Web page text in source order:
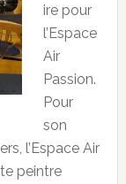
ire pour
l’Espace
Air
Passion.
Pour
son
l’Espace Air
peintre